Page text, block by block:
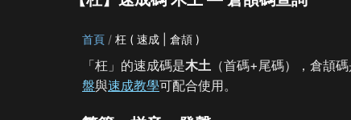
首頁 枉 ( 速成 | 倉頡 )
「枉」的速成碼是木土 （首碼+尾碼），倉頡
盤與速成教學可配合使用。